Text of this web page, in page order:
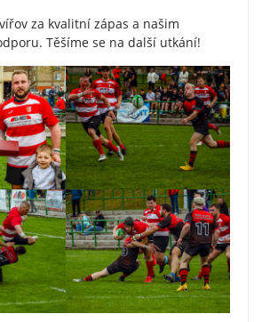
za kvalitní zápas a našim
Těšíme se na další utkání!​